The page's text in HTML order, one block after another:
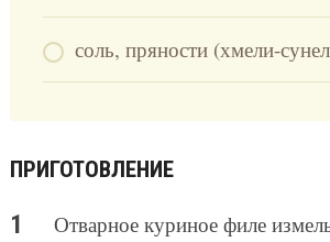
соль, пряности (хмели-
ПРИГОТОВЛЕНИЕ
Отварное куриное филе